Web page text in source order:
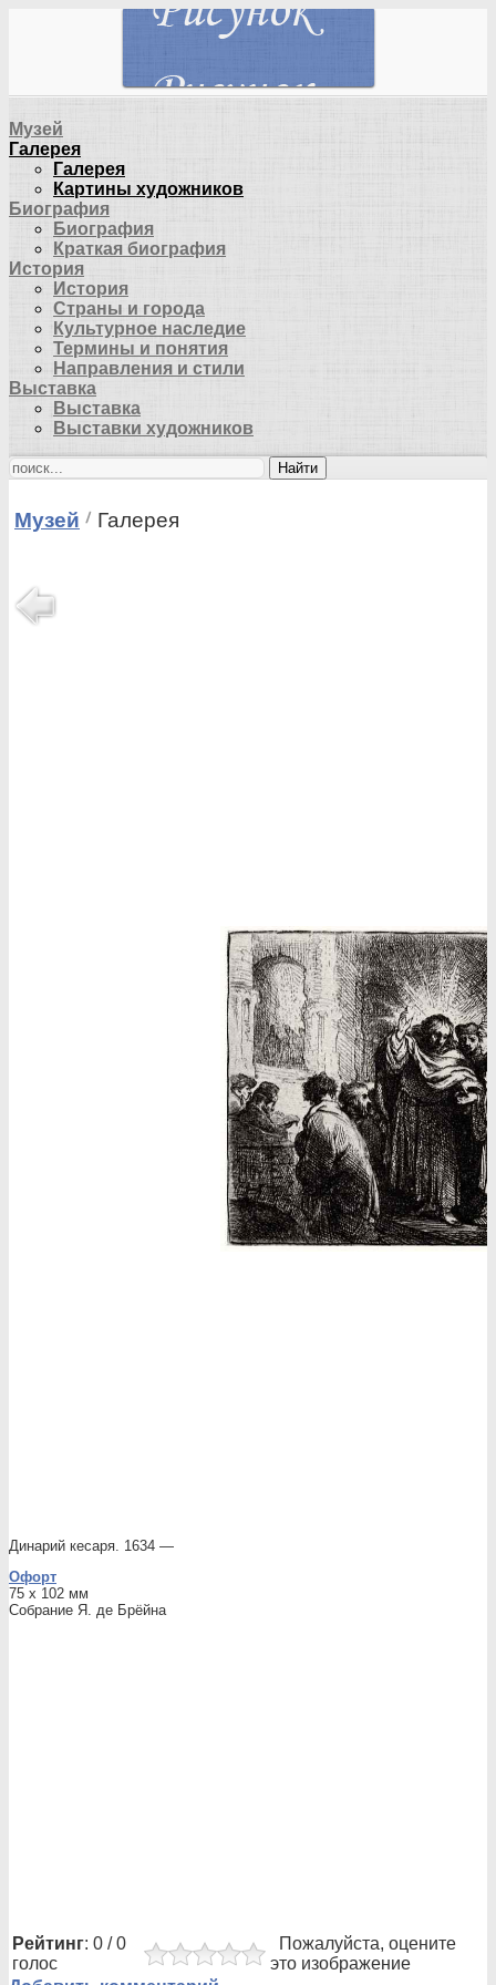
Музей
Галерея
Галерея
Картины художников
Биография
Биография
Краткая биография
История
История
Страны и города
Культурное наследие
Термины и понятия
Направления и стили
Выставка
Выставка
Выставки художников
Найти
Музей Галерея
Динарий кесаря. 1634 —
Офорт
75 x 102 мм
Собрание Я. де Брёйна
Рейтинг: 0 / 0
голос
Пожалуйста, оцените
это изображение